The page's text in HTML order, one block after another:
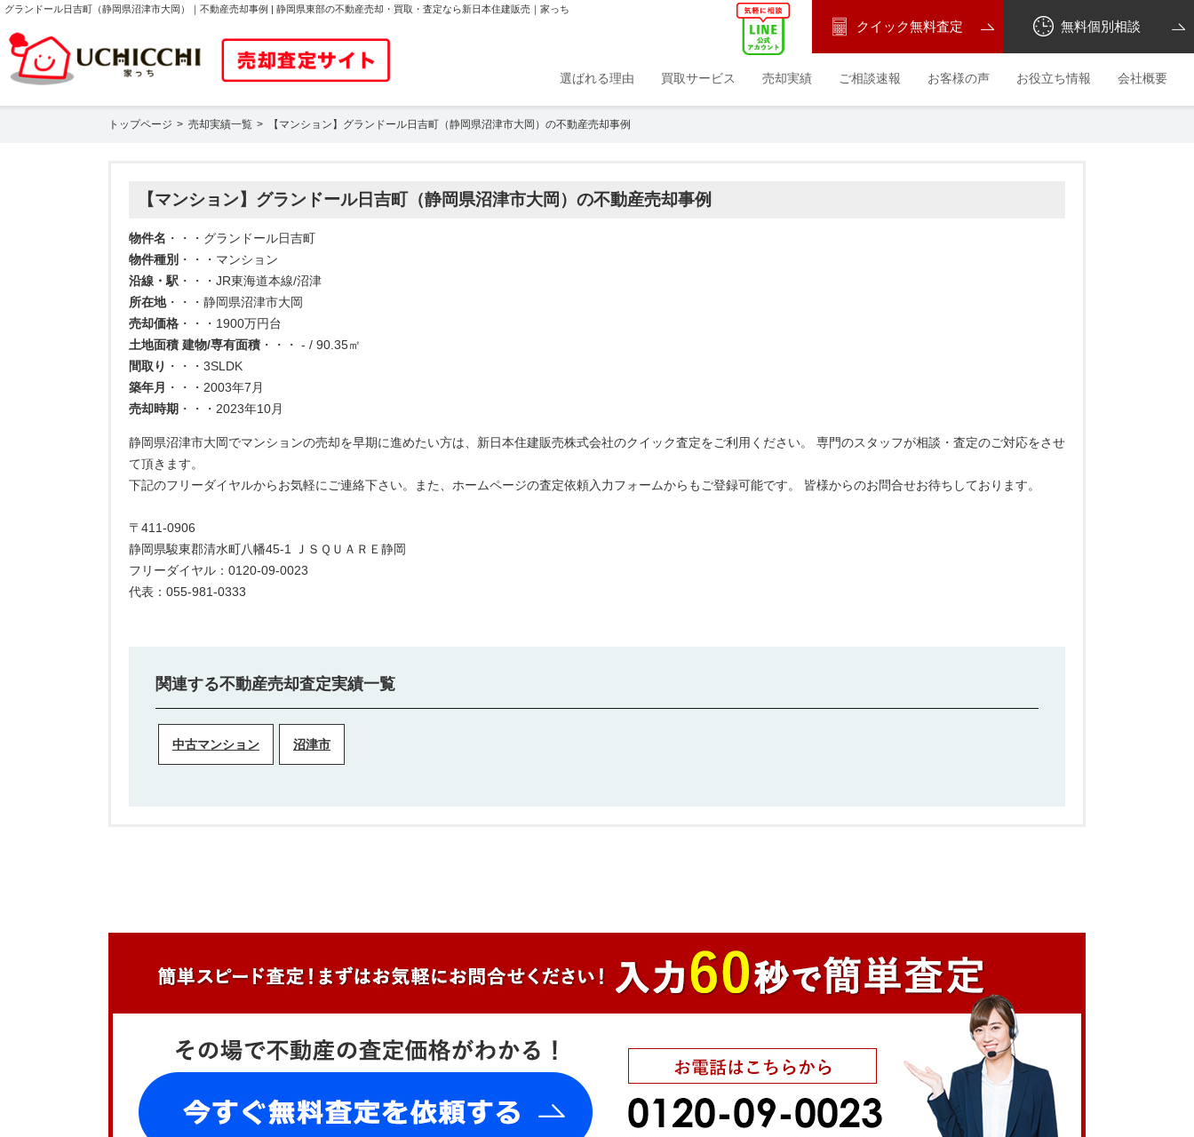
グランドール日吉町（静岡県沼津市大岡）｜不動産売却事例 | 静岡県東部の不動産売却・買取・査定なら新日本住建販売｜家っち
クイック無料査定 無料個別相談
選ばれる理由 買取サービス 売却実績 ご相談速報 お客様の声 お役立ち情報 会社概要
トップページ 売却実績一覧 【マンション】グランドール日吉町（静岡県沼津市大岡）の不動産売却事例
【マンション】グランドール日吉町（静岡県沼津市大岡）の不動産売却事例
物件名 ・・・グランドール日吉町
物件種別 ・・・マンション
沿線・駅 ・・・JR東海道本線/沼津
所在地・・・静岡県沼津市大岡
売却価格 ・・・1900万円台
土地面積 建物/専有面積 ・・・ - / 90.35㎡
間取り ・・・3SLDK
築年月
・・・2003年7月
売却時期 ・・・2023年10月
静岡県沼津市大岡でマンションの売却を早期に進めたい方は、新日本住建販売株式会社のクイック査定をご利用ください。 専門のスタッフが相談・査定のご対応をさせ
て頂きます。
下記のフリーダイヤルからお気軽にご連絡下さい。また、ホームページの査定依頼入力フォームからもご登録可能です。 皆様からのお問合せお待ちしております。
〒411-0906
静岡県駿東郡清水町八幡45-1 ＪＳＱＵＡＲＥ静岡
フリーダイヤル：0120-09-0023
代表：055-981-0333
関連する不動産売却査定実績一覧
中古マンション 沼津市